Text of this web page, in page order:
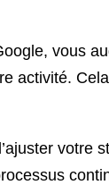
vous
activité.
votre